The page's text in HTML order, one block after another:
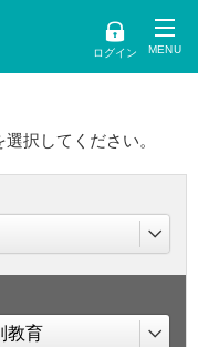
ログイン
択してください。